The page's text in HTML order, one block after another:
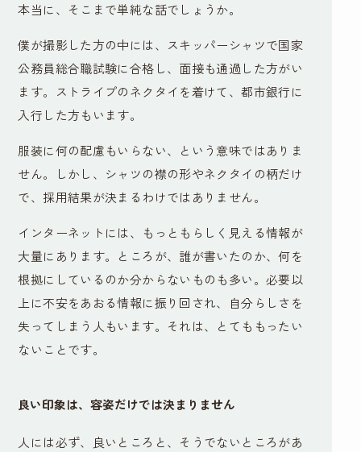
本当に、そこまで単純な話でしょうか。
僕が撮影した方の中には、スキッパーシャツで国家
公務員総合職試験に合格し、面接も通過した方がい
ます。ストライプのネクタイを着けて、都市銀行に
入行した方もいます。
服装に何の配慮もいらない、という意味ではありま
せん。しかし、シャツの襟の形やネクタイの柄だけ
で、採用結果が決まるわけではありません。
インターネットには、もっともらしく見える情報が
大量にあります。ところが、誰が書いたのか、何を
根拠にしているのか分からないものも多い。必要以
上に不安をあおる情報に振り回され、自分らしさを
失ってしまう人もいます。それは、とてももったい
ないことです。
良い印象は、容姿だけでは決まりません
人には必ず、良いところと、そうでないところがあ